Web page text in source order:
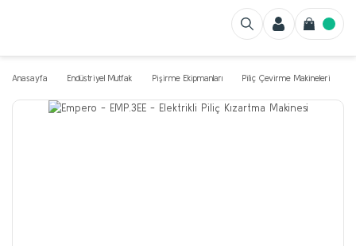
Anasayfa Endüstriyel Mutfak Pişirme Ekipmanları Piliç Çevirme Makineleri